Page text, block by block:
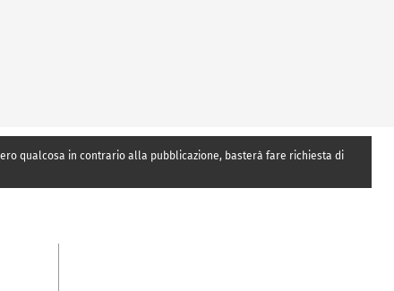
qualcosa in contrario alla pubblicazione, basterà fare richiesta di